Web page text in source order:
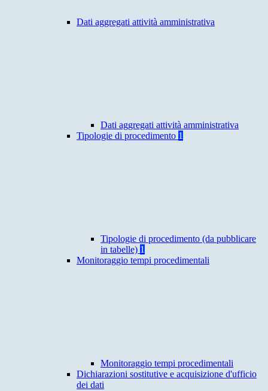
Dati aggregati attività amministrativa
Dati aggregati attività amministrativa
Tipologie di procedimento 1
Tipologie di procedimento (da pubblicare
in tabelle) 1
Monitoraggio tempi procedimentali
Monitoraggio tempi procedimentali
Dichiarazioni sostitutive e acquisizione d'ufficio
dei dati